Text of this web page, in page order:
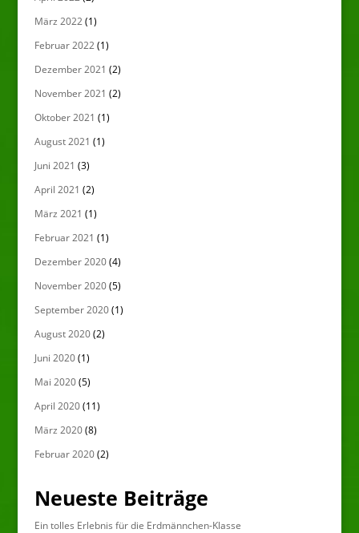
März 2022(1)
Februar 2022(1)
Dezember 2021 (2)
November 2021 (2)
Oktober 2021 (1)
August 2021 (1)
Juni 2021 (3)
April 2021 (2)
März 2021 (1)
Februar 2021 (1)
Dezember 2020(4)
November 2020(5)
September 2020(1)
August 2020(2)
Juni 2020(1)
Mai 2020(5)
April 2020(11)
März 2020(8)
Februar 2020(2)
Neueste Beiträge
Ein tolles Erlebnis für die Erdmännchen-Klasse